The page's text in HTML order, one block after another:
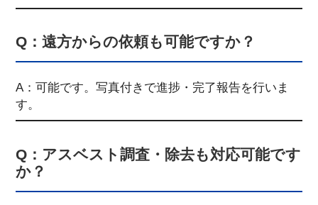
Q：遠方からの依頼も可能ですか？
A：可能です。写真付きで進捗・完了報告を行いま
す。
Q：アスベスト調査・除去も対応可能です
か？